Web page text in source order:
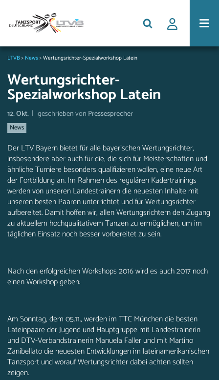
LTVB> News>Wertungsrichter-Spezialworkshop Latein
Wertungsrichter-
Spezialworkshop Latein
12. Okt. | geschrieben von Pressesprecher
News
Der LTV Bayern bietet für alle bayerischen Wertungsrichter,
insbesondere aber auch für die, die sich für Meisterschaften und
ähnliche Turniere besonders qualifizieren wollen, eine neue Art
der Fortbildung an. Im Rahmen des regulären Kadertrainings
werden von unseren Landestrainern die neuesten Inhalte mit
unseren besten Paaren unterrichtet und für Wertungsrichter
aufbereitet. Damit hoffen wir, allen Wertungsrichtern den Zugang
zu aktuellem hochqualitativem Tanzen zu ermöglichen, um im
täglichen Einsatz noch besser vorbereitet zu sein.
Nach den erfolgreichen Workshops 2016 wird es auch 2017 noch
einen Workshop geben:
Am Sonntag, dem 05.11., werden im TTC München die besten
Lateinpaare der Jugend und Hauptgruppe mit Landestrainerin
und DTV-Verbandstrainerin Manuela Faller und mit Martino
Zanibellato die neuesten Entwicklungen im lateinamerikanischen
Tanzsport und worauf Wertungsrichter dabei achten sollten
zeigen.